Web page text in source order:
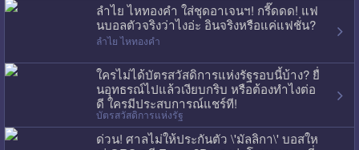
ลำไย ไหทองคำ ใส่ชุดอาเจนฯ! กรี๊ดดด! แฟ
นบอลตัวจริงว่าไงอ่ะ อินจริงหรือแค่แฟชั่น?
ลำไย ไหทองคำ
ใครไม่ได้บัตรสวัสดิการแห่งรัฐรอบนี้บ้าง? ยื่
นอุทธรณ์ไปแล้วเงียบกริบ หรือต้องทำไงต่อ
ดี ใครมีประสบการณ์แชร์ที!
บัตรสวัสดิการแห่งรัฐ
ด่วน! ศาลไม่ให้ประกันตัว \'มัลลิกา\' บอสให